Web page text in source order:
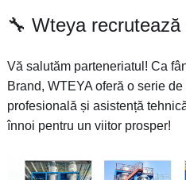
🔧 Wteya recrutează
Vă salutăm parteneriatul! Ca
Brand, WTEYA oferă o serie
profesională și asistență
înnoi pentru un viitor prosper!